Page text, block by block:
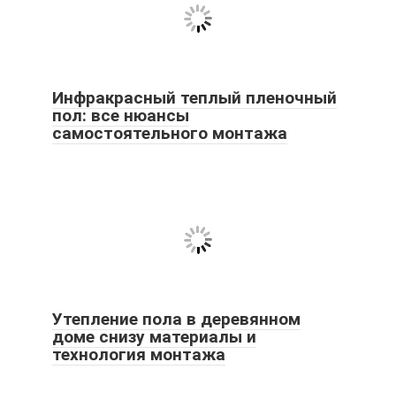
Инфракрасный теплый пленочный
пол: все нюансы
самостоятельного монтажа
Утепление пола в деревянном
доме снизу материалы и
технология монтажа